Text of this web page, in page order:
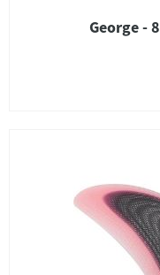
George -